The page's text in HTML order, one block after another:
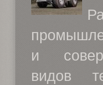
и
видов